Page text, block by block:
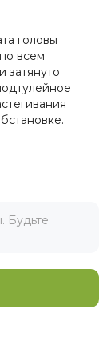
головы
всем
затянуто
Будьте